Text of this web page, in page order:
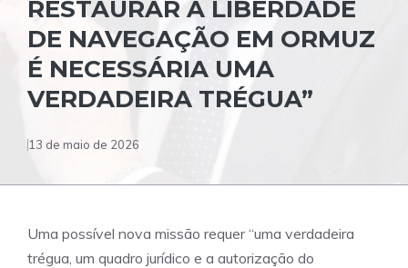
RESTAURAR A LIBERDADE
DE NAVEGAÇÃO EM ORMUZ
É NECESSÁRIA UMA
VERDADEIRA TRÉGUA”
13 de maio de 2026
Uma possível nova missão requer “uma verdadeira
trégua, um quadro jurídico e a autorização do